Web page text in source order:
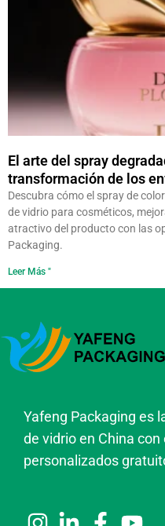
El arte del spray
transformación de los
Descubra cómo el spray de
de vidrio para cosméticos,
atractivo del producto con las
Packaging.
Leer Más "
Yafeng Packaging es
de vidrio en China
personalizados